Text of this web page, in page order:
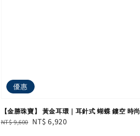
優惠
【金勝珠寶】 黃金耳環｜耳針式 蝴蝶 鏤空 時尚
Regular
NT$ 9,600 Sale
NT$ 6,920